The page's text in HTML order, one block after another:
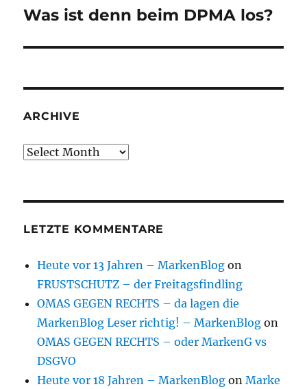
Next
Was ist denn beim DPMA los?
ARCHIVE
Archive
LETZTE KOMMENTARE
Heute vor 13 Jahren – MarkenBlog on
FRUSTSCHUTZ – der Freitagsfindling
OMAS GEGEN RECHTS – da lagen die
MarkenBlog Leser richtig! – MarkenBlog on
OMAS GEGEN RECHTS – oder MarkenG vs
DSGVO
Heute vor 18 Jahren – MarkenBlog onMarke